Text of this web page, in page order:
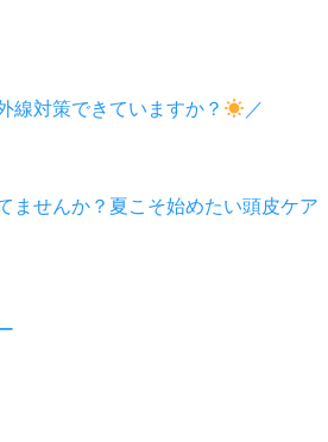
線対策できていますか？
／
ませんか？夏こそ始めたい頭皮ケア